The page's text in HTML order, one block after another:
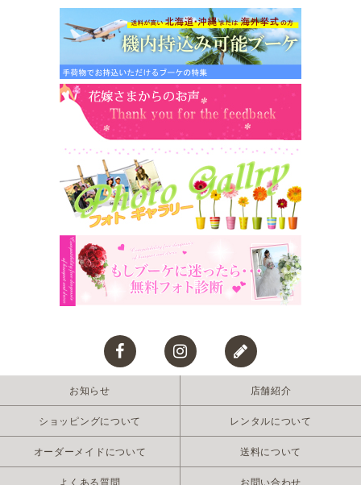
お知らせ 店舗紹介
ショッピングについて レンタルについて
オーダーメイドについて 送料について
よくある質問 お問い合わせ